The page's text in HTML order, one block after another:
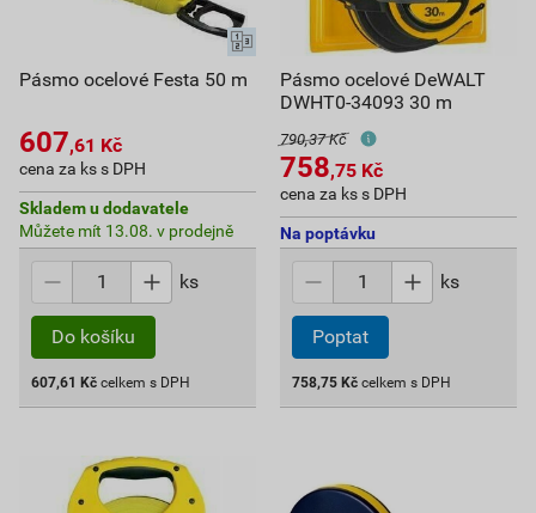
Pásmo ocelové Festa 50 m
607,61 Kč
cena za ks s DPH
Skladem u dodavatele
Můžete mít 13.08. v prodejně
ks
Do košíku
607,61 Kč celkem s DPH
Pásmo ocelové DeWALT
DWHT0-34093 30 m
790,37 Kč
758,75 Kč
cena za ks s DPH
Na poptávku
ks
Poptat
758,75 Kč celkem s DPH